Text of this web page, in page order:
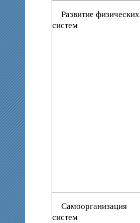
Развитие физических
систем
Самоорганизация
систем